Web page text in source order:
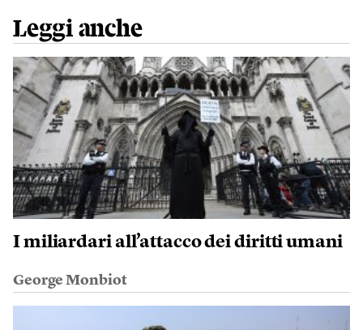
Leggi anche
I miliardari all’attacco dei diritti umani
George Monbiot